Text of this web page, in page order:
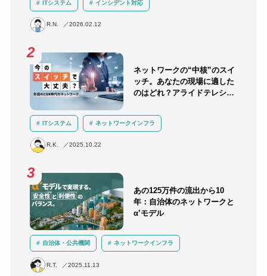
ITシステム インシデント対応
セキュリティ教育・訓練
セキュリティ
R.N. 2026.02.12
ネットワークの“中核”のスイ
ッチ。あなたの現場に適した
のはどれ？アライドテレシス
説！
ITシステム ネットワークインフラ
ネットワーク機器選定
R.K. 2025.10.22
あの125万件の流出から10
年：自治体のネットワークと
α’モデル
自治体・公共機関 ネットワークインフラ
セキュリティ
R.T. 2025.11.13